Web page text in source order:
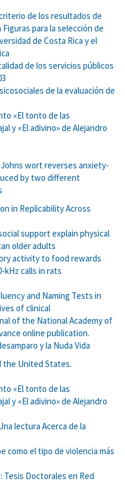
de los resultados de
para la selección de
de Costa Rica y el
de los servicios públicos
de la evaluación de
«El tonto de las
y «El adivino» de Alejandro
wort reverses anxiety-
by two different
in Replicability Across
support explain physical
older adults
activity to food rewards
calls in rats
and Naming Tests in
of clinical
of the National Academy of
online publication.
y la Nuda Vida
the United States.
«El tonto de las
y «El adivino» de Alejandro
lectura Acerca de la
como el tipo de violencia más
Tesis Doctorales en Red